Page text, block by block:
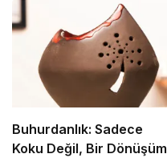
Buhurdanlık: Sadece
Koku Değil, Bir Dönüşüm